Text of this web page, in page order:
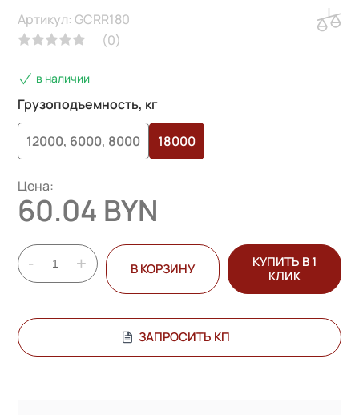
(0)
Артикул: GCRR180
в наличии
Грузоподъемность, кг
12000, 6000, 8000 18000
Цена:
60.04 BYN
- + В КОРЗИНУ
КУПИТЬ В 1
КЛИК
ЗАПРОСИТЬ КП